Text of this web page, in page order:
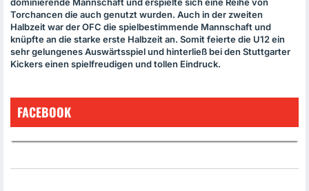
Torchancen die auch genutzt wurden. Auch in der zweiten
Halbzeit war derOFC die spielbestimmende Mannschaft und
knüpfte an die starke erste Halbzeit an. Somit feierte die U12 ein
sehr gelungenes Auswärtsspiel und hinterließ bei den Stuttgarter
Kickers einen spielfreudigen und tollen Eindruck.
FACEBOOK